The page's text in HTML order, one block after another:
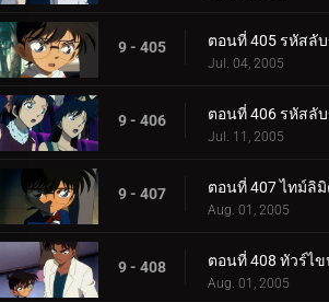
9 - 405
Jul. 04, 2005
9 - 406
Jul. 11, 2005
9 - 407
Aug. 01, 2005
9 - 408
Aug. 01, 2005